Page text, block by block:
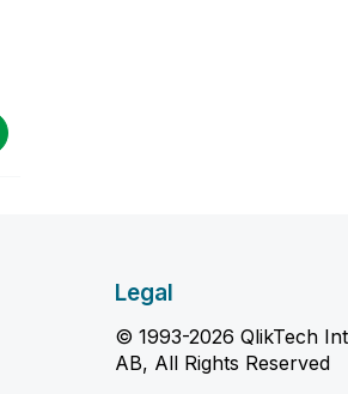
Legal
© 1993-2026 QlikTech
AB, All Rights Reserved